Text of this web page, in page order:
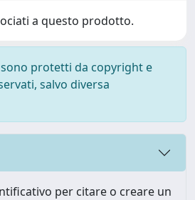
a questo prodotto.
protetti da copyright e
salvo diversa
per citare o creare un